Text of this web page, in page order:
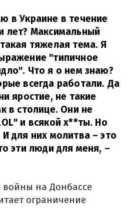
в Украине в течение
лет? Максимальный
тяжелая тема. Я
"типичное
Что я о нем знаю?
всегда работали. Да
яростие, не такие
в столице. Они не
и всякой х**ты. Но
для них молитва – это
эти люди для меня, –
на Донбассе
ограничение